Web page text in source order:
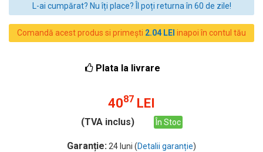
L-ai cumpărat? Nu îți place? Îl poți returna în 60 de zile!
Comandă acest produs si primești 2.04 LEI inapoi în contul tău
Plata la livrare
4087 LEI
(TVA inclus) În Stoc
Garanție: 24 luni (Detalii garanție)